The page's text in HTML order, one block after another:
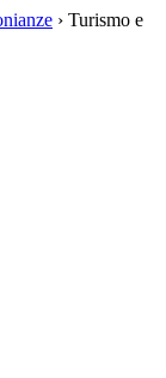
› Turismo e